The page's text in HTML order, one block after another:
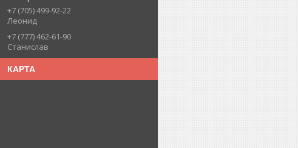
+7 (705) 499-92-22
Леонид
+7 (777) 462-61-90
Станислав
КАРТА